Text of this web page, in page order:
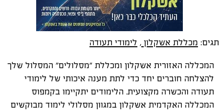
תגים: מכללת אשקלון , לימודי תעודה
המכללה האזורית אשקלון ומכללת "מסלולים" המסלול שלך
להצלחה חוברים יחד כדי לתת מענה איכותי של לימודי
תעודה והכשרה מקצועית. הלימודים יתקיימו בקמפוס
המכללה האקדמית אשקלון במגוון מסלולי לימוד מבוקשים